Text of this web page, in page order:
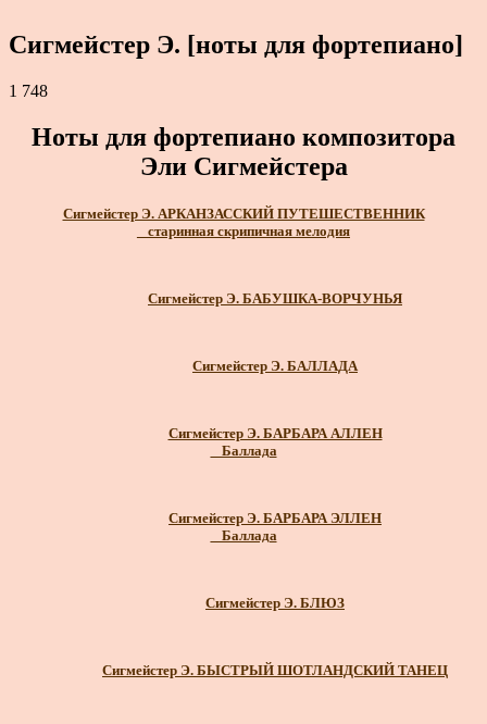
Сигмейстер Э. [ноты для фортепиано]
1 748
Ноты для фортепиано композитора
Эли Сигмейстера
Сигмейстер Э. АРКАНЗАССКИЙ ПУТЕШЕСТВЕННИК
_ старинная скрипичная мелодия
Сигмейстер Э. БАБУШКА-ВОРЧУНЬЯ
Сигмейстер Э. БАЛЛАДА
Сигмейстер Э. БАРБАРА АЛЛЕН
_ Баллада
Сигмейстер Э. БАРБАРА ЭЛЛЕН
_ Баллада
Сигмейстер Э. БЛЮЗ
Сигмейстер Э. БЫСТРЫЙ ШОТЛАНДСКИЙ ТАНЕЦ